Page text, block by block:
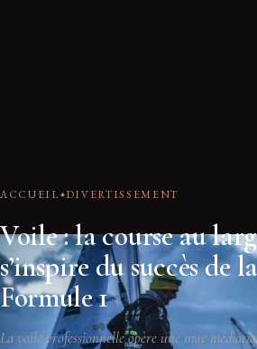
ACCUEIL DIVERTISSEMENT
Voile : la course au
s’inspire du succès de la
Formule 1
La voile professionnelle opère une mue